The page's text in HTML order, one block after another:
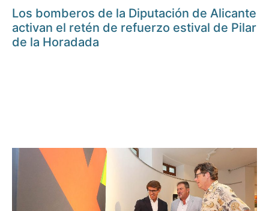
Los bomberos de la Diputación de Alicante
activan el retén de refuerzo estival de Pilar
de la Horadada